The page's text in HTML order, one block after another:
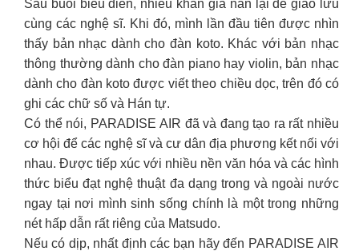
Sau buổi biểu diễn, nhiều khán giả nán lại để giao lưu
cùng các nghệ sĩ. Khi đó, mình lần đầu tiên được nhìn
thấy bản nhạc dành cho đàn koto. Khác với bản nhạc
thông thường dành cho đàn piano hay violin, bản nhạc
dành cho đàn koto được viết theo chiều dọc, trên đó có
ghi các chữ số và Hán tự.
Có thể nói, PARADISE AIR đã và đang tạo ra rất nhiều
cơ hội để các nghệ sĩ và cư dân địa phương kết nối với
nhau. Được tiếp xúc với nhiều nền văn hóa và các hình
thức biểu đạt nghệ thuật đa dạng trong và ngoài nước
ngay tại nơi mình sinh sống chính là một trong những
nét hấp dẫn rất riêng của Matsudo.
Nếu có dịp, nhất định các bạn hãy đến PARADISE AIR